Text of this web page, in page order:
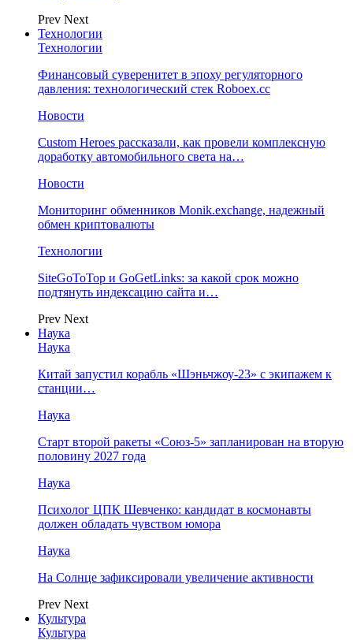
Prev Next
Технологии
Технологии
Финансовый суверенитет в эпоху регуляторного
давления: технологический стек Roboex.cc
Новости
Custom Heroes рассказали, как провели комплексную
доработку автомобильного света на…
Новости
Мониторинг обменников Monik.exchange, надежный
обмен криптовалюты
Технологии
SiteGoToTop и GoGetLinks: за какой срок можно
подтянуть индексацию сайта и…
Prev Next
Наука
Наука
Китай запустил корабль «Шэньчжоу-23» с экипажем к
станции…
Наука
Старт второй ракеты «Союз-5» запланирован на вторую
половину 2027 года
Наука
Психолог ЦПК Шевченко: кандидат в космонавты
должен обладать чувством юмора
Наука
На Солнце зафиксировали увеличение активности
Prev Next
Культура
Культура